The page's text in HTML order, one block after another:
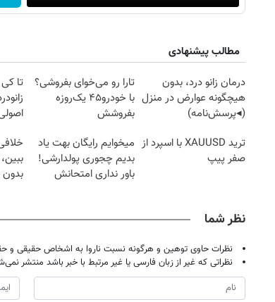
مطالب پیشنهادی
درمان زانو درد، بدون
هیچگونه عوارض در منزل
(◂پرسش‌نامه)
تارا رو می‌خوای بفروشی؟
با خودرو۴۵ یک‌روزه
بفروشش
تا
ترید XAUUSD با اسپرد از
صفر پیپ
میخوایم رایگان بهت یاد
بدیم چجوری پولدارشی!
باور نداری امتحانش
بدون
نظر شما
نظرات حاوی توهین و هرگونه نسبت ناروا به اشخاص حقیقی و
نظراتی که غیر از زبان فارسی یا غیر مرتبط با خبر باشد منتشر
روزنامه‌های صبح پنج‌شنبه ۱۵ مرداد ۱۴۰۵